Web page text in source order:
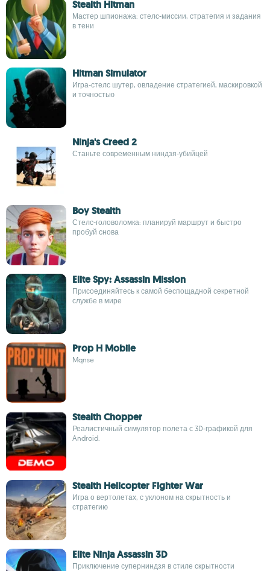
Stealth Hitman
Мастер шпионажа: стелс-миссии, стратегия и задания
в тени
Hitman Simulator
Игра-стелс шутер, овладение стратегией, маскировкой
и точностью
Ninja's Creed 2
Станьте современным ниндзя-убийцей
Boy Stealth
Стелс-головоломка: планируй маршрут и быстро
пробуй снова
Elite Spy: Assassin Mission
Присоединяйтесь к самой беспощадной секретной
службе в мире
Prop H Mobile
Mqnse
Stealth Chopper
Реалистичный симулятор полета с 3D-графикой для
Android.
Stealth Helicopter Fighter War
Игра о вертолетах, с уклоном на скрытность и
стратегию
Elite Ninja Assassin 3D
Приключение суперниндзя в стиле скрытности